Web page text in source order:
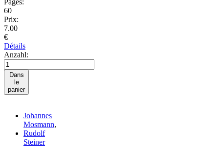
Pages:
60
Prix:
7.00
€
Détails
Anzahl:
Dans
le
panier
Johannes
Mosmann,
Rudolf
Steiner